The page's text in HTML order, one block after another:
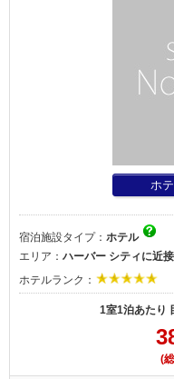
ホ
宿泊施設タイプ： ホテル
エリア： ハーバー シティに近接
ホテルランク：
1室1泊あたり
(